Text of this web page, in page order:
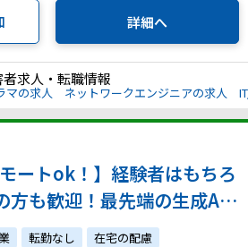
詳細へ
求人・転職情報
マの求人 ネットワークエンジニアの求人
ートok！】経験者はもちろ
も歓迎！最先端の生成AI
わることができます♪
転勤なし 在宅の配慮